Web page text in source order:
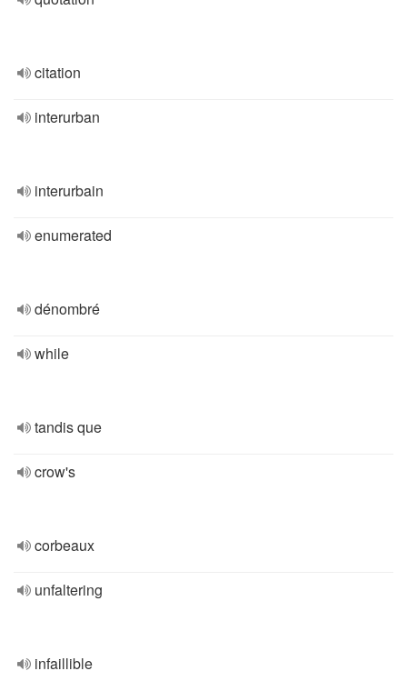
citation
interurban
interurbain
enumerated
dénombré
while
tandis que
crow's
corbeaux
unfaltering
infaillible